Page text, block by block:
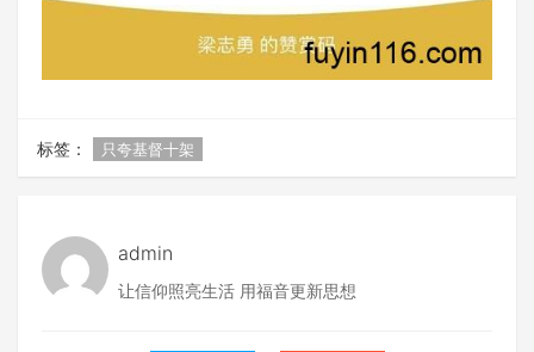
标签： 只夸基督十架
admin
让信仰照亮生活 用福音更新思想